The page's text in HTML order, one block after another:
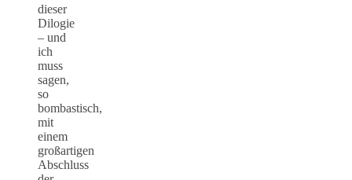
dieser
Dilogie
– und
ich
muss
sagen,
so
bombastisch,
mit
einem
großartigen
Abschluss